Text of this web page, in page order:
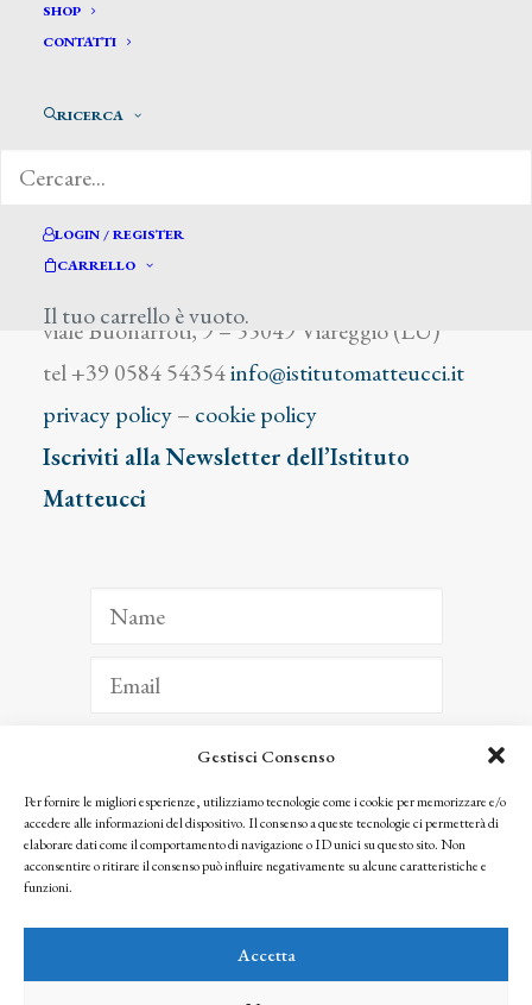
Gestisci Consenso
Per fornire le migliori esperienze, utilizziamo tecnologie come i cookie per memorizzare e/o
accedere alle informazioni del dispositivo. Il consenso a queste tecnologie ci permetterà di
elaborare dati come il comportamento di navigazione o ID unici su questo sito. Non
acconsentire o ritirare il consenso può influire negativamente su alcune caratteristiche e
funzioni.
Accetta
SHOP
CONTATTI
RICERCA
LOGIN / REGISTER
CARRELLO
Il tuo carrello è vuoto.
viale Buonarroti, 9 – 55049 Viareggio (LU)
tel +39 0584 54354info@istitutomatteucci.it
privacy policy– cookie policy
Iscriviti alla Newsletter dell’Istituto
Matteucci
ISCRIVITI
Facendo clic per iscriverti, riconosci che le tue informazioni saranno trattate
seguendo la nostra Privacy Policy
© 2025 Istituto Matteucci. All right reserved
l’autorizzazione scritta dei proprietari dei diritti e dell’Istituto Matteucci